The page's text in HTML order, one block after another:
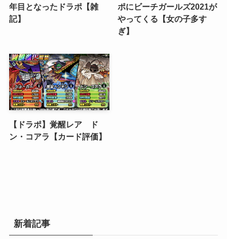
年目となったドラポ【雑
記】
ポにビーチガールズ2021が
やってくる【女の子多す
ぎ】
【ドラポ】覚醒レア ド
ン・コアラ【カード評価】
新着記事